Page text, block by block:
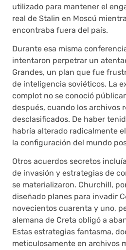
utilizado para mantener el
real de Stalin en Moscú
encontraba fuera del país.
Durante esa misma
intentaron perpetrar un
Grandes, un plan que fue
de inteligencia soviéticos. La
complot no se conoció
después, cuando los archivos
desclasificados. De haber
habría alterado radicalmente
la configuración del mundo
Otros acuerdos secretos
de invasión y estrategias de
se materializaron. Churchill,
diseñado planes para invadir
novecientos cuarenta y uno,
alemana de Creta obligó a
Estas estrategias fantasma,
meticulosamente en archivos